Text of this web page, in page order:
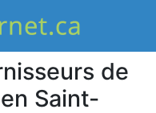
de
Saint-